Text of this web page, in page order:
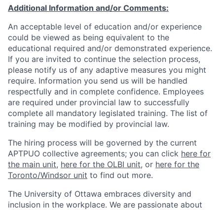
Additional Information and/or Comments:
An acceptable level of education and/or experience
could be viewed as being equivalent to the
educational required and/or demonstrated experience.
If you are invited to continue the selection process,
please notify us of any adaptive measures you might
require. Information you send us will be handled
respectfully and in complete confidence. Employees
are required under provincial law to successfully
complete all mandatory legislated training. The list of
training may be modified by provincial law.
The hiring process will be governed by the current
APTPUO collective agreements; you can click here for
the main unit, here for the OLBI unit, or here for the
Toronto/Windsor unit to find out more.
The University of Ottawa embraces diversity and
inclusion in the workplace. We are passionate about